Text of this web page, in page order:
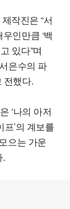
작진은 “서
인만큼 ‘백
있다”며
은수의 파
전했다.
‘나의 아저
프’의 계보를
으는 가운
.